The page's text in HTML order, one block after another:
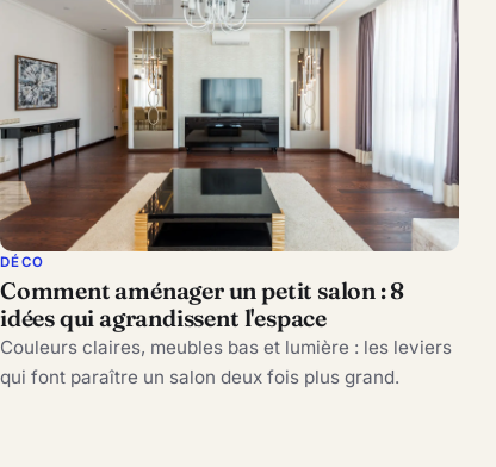
DÉCO
Comment aménager un petit salon : 8
idées qui agrandissent l'espace
Couleurs claires, meubles bas et lumière : les leviers
qui font paraître un salon deux fois plus grand.